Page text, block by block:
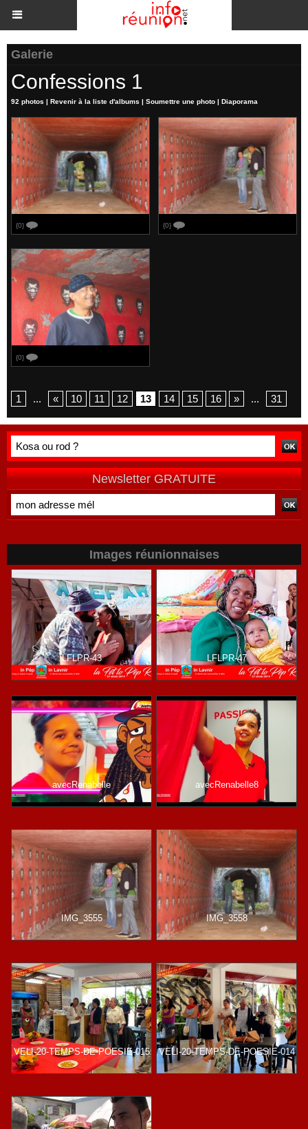
Galerie
Confessions 1
92 photos | Revenir à la liste d'albums | Soumettre une photo | Diaporama
{0} {0}
{0}
1 ... « 10 11 12 13 14 15 16 » ... 31
Newsletter GRATUITE
Images réunionnaises
LFLPR-43 LFLPR-47
avecRenabelle avecRenabelle8
IMG_3555 IMG_3558
VELI-20-TEMPS-DE-POESIE-015 VELI-20-TEMPS-DE-POESIE-014